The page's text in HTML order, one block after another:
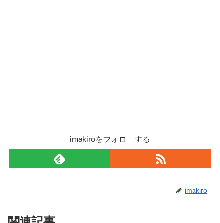
imakiroをフォローする
imakiro